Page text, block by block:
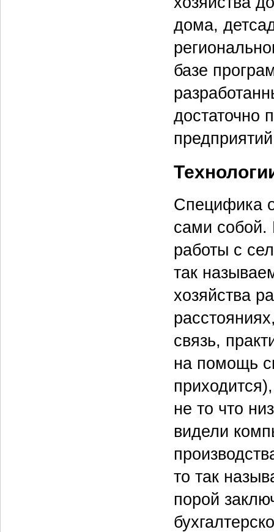
дома,
базе
достаточно
Специфика
сами собой.
работы с
так
хозяйства
связь,
на помощь
не то что
видели
то так
порой